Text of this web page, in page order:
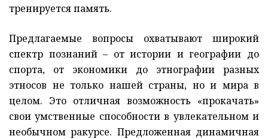
тренируется память.
Предлагаемые вопросы охватывают широкий
спектр познаний – от истории и географии до
спорта, от экономики до этнографии разных
этносов не только нашей страны, но и мира в
целом. Это отличная возможность «прокачать»
свои умственные способности в увлекательном и
необычном ракурсе. Предложенная динамичная